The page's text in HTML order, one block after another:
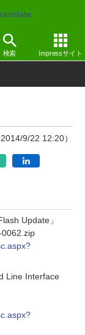
検索 Impressサイト
ト
2014/9/22 12:20）
Update」
Line Interface